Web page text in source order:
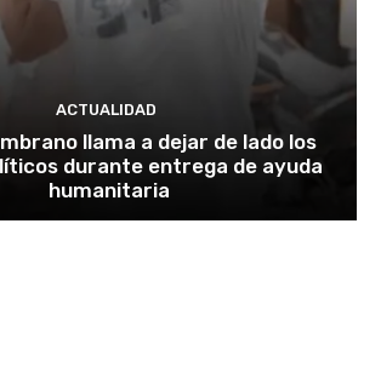
ACTUALIDAD
llama a dejar de lado los
durante entrega de ayuda
humanitaria